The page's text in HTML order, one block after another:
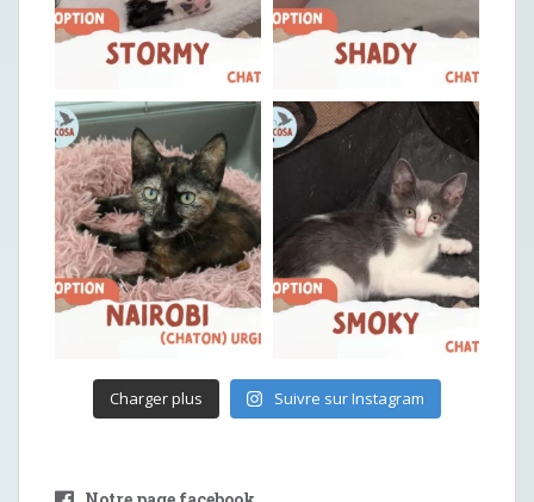
Charger plus Suivre sur Instagram